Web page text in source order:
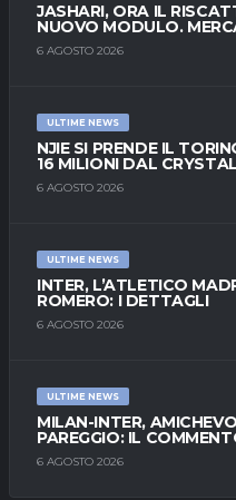
JASHARI, ORA IL
NUOVO MODULO.
6 AGOSTO 2026
ULTIME NEWS
NJIE SI PRENDE IL
16 MILIONI DAL
6 AGOSTO 2026
ULTIME NEWS
INTER, L’ATLETICO
ROMERO: I DETTAGLI
6 AGOSTO 2026
ULTIME NEWS
MILAN-INTER,
PAREGGIO: IL
6 AGOSTO 2026